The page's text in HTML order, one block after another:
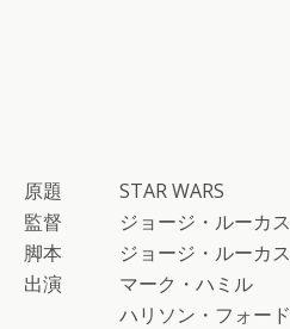
原題 STAR WARS
監督 ジョージ・ルーカス
脚本 ジョージ・ルーカス
出演 マーク・ハミル
ハリソン・フォード